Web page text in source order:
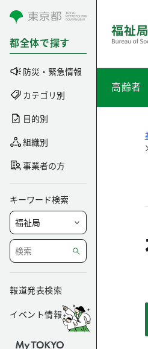
コンテンツにスキップ
都全体で探す
防災・緊急情報
カテゴリ別
目的別
組織別
事業者の方
キーワード検索
報道発表検索
イベント情報
高齢者